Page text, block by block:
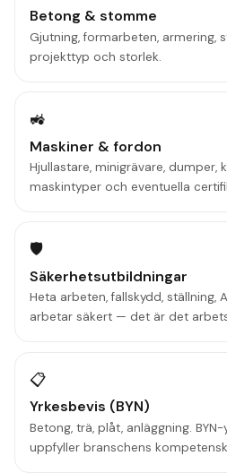
Betong & stomme
Gjutning, formarbeten, armering,
projekttyp och storlek.
🚜
Maskiner & fordon
Hjullastare, minigrävare, dumper,
maskintyper och eventuella
🛡️
Säkerhetsutbildningar
Heta arbeten, fallskydd, ställning,
arbetar säkert — det är det
📋
Yrkesbevis (BYN)
Betong, trä, plåt, anläggning.
uppfyller branschens